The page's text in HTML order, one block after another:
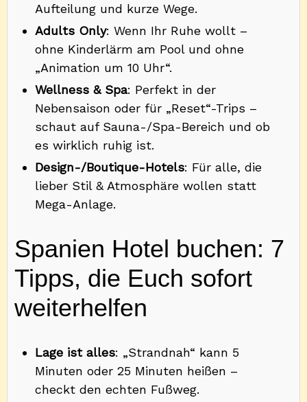
Aufteilung und kurze Wege.
Adults Only: Wenn Ihr Ruhe wollt –
ohne Kinderlärm am Pool und ohne
„Animation um 10 Uhr“.
Wellness & Spa: Perfekt in der
Nebensaison oder für „Reset“-Trips –
schaut auf Sauna-/Spa-Bereich und ob
es wirklich ruhig ist.
Design-/Boutique-Hotels: Für alle, die
lieber Stil & Atmosphäre wollen statt
Mega-Anlage.
Spanien Hotel buchen: 7
Tipps, die Euch sofort
weiterhelfen
Lage ist alles: „Strandnah“ kann 5
Minuten oder 25 Minuten heißen –
checkt den echten Fußweg.